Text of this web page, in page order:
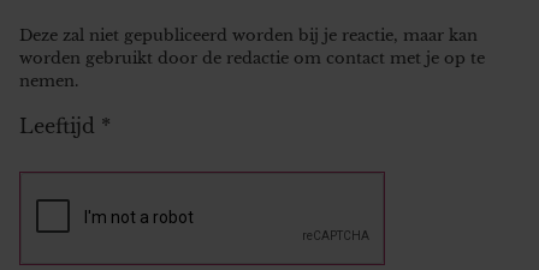
Deze zal niet gepubliceerd worden bij je reactie, maar kan
worden gebruikt door de redactie om contact met je op te
nemen.
Leeftijd *